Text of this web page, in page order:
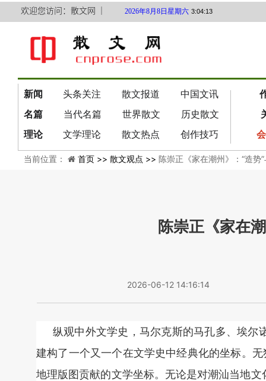
欢迎您访问：散文网 ｜
新闻 头条关注 散文报道 中国文讯
名篇
当代名篇 世界散文 历史散文
理论
文学理论 散文热点 创作技巧
2026年8月8日星期六 3:04:13
当前位置： 首页 >> 散文观点 >> 陈崇正《家在潮州》：“造势
陈崇正《家在
2026-06-12 14:16:14
纵观中外文学史，马尔克斯的马孔多、埃
建构了一个又一个在文学史中经典化的坐标。
地理版图贡献的文学坐标。无论是对潮汕当地